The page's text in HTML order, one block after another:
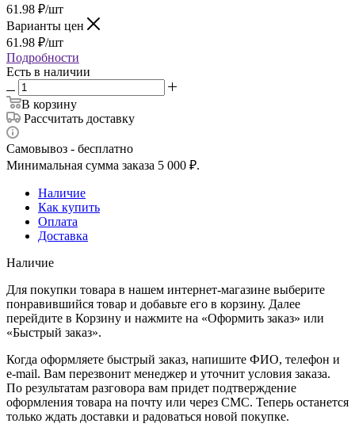
61.98 ₽/шт
Варианты цен
61.98 ₽/шт
Подробности
Есть в наличии
В корзину
Рассчитать доставку
Самовывоз - бесплатно
Минимальная сумма заказа 5 000 ₽.
Наличие
Как купить
Оплата
Доставка
Наличие
Для покупки товара в нашем интернет-магазине выберите
понравившийся товар и добавьте его в корзину. Далее
перейдите в Корзину и нажмите на «Оформить заказ» или
«Быстрый заказ».
Когда оформляете быстрый заказ, напишите ФИО, телефон и
e-mail. Вам перезвонит менеджер и уточнит условия заказа.
По результатам разговора вам придет подтверждение
оформления товара на почту или через СМС. Теперь останется
только ждать доставки и радоваться новой покупке.